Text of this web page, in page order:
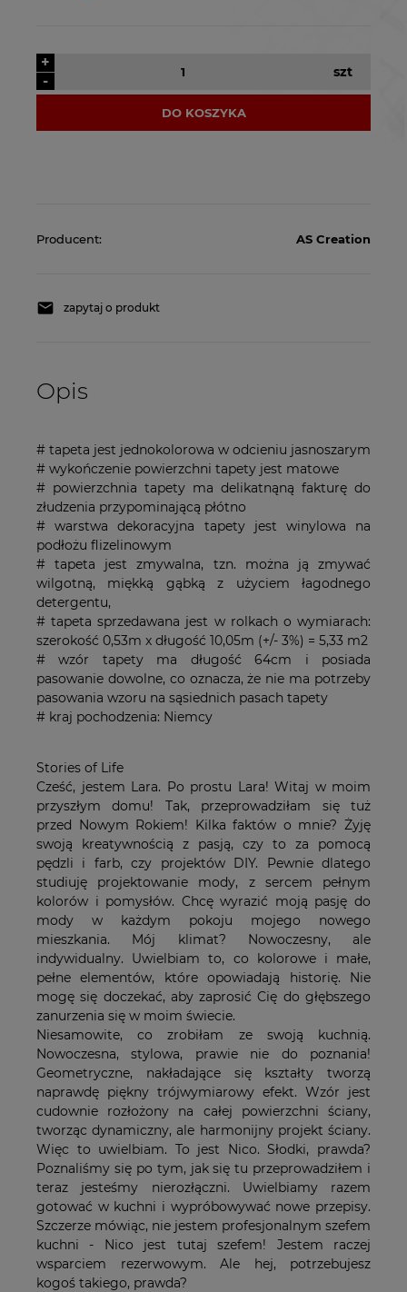
-
+
szt
DO KOSZYKA
Producent: AS Creation
zapytaj o produkt
Opis
# tapeta jest jednokolorowa w odcieniu jasnoszarym
# wykończenie powierzchni tapety jest matowe
# powierzchnia tapety ma delikatnąną fakturę do
złudzenia przypominającą płótno
# warstwa dekoracyjna tapety jest winylowa na
podłożu flizelinowym
# tapeta jest zmywalna, tzn. można ją zmywać
wilgotną, miękką gąbką z użyciem łagodnego
detergentu,
# tapeta sprzedawana jest w rolkach o wymiarach:
szerokość 0,53m x długość 10,05m (+/- 3%) = 5,33 m2
# wzór tapety ma długość 64cm i posiada
pasowanie dowolne, co oznacza, że nie ma potrzeby
pasowania wzoru na sąsiednich pasach tapety
# kraj pochodzenia: Niemcy
Stories of Life
Cześć, jestem Lara. Po prostu Lara! Witaj w moim
przyszłym domu! Tak, przeprowadziłam się tuż
przed Nowym Rokiem! Kilka faktów o mnie? Żyję
swoją kreatywnością z pasją, czy to za pomocą
pędzli i farb, czy projektów DIY. Pewnie dlatego
studiuję projektowanie mody, z sercem pełnym
kolorów i pomysłów. Chcę wyrazić moją pasję do
mody w każdym pokoju mojego nowego
mieszkania. Mój klimat? Nowoczesny, ale
indywidualny. Uwielbiam to, co kolorowe i małe,
pełne elementów, które opowiadają historię. Nie
mogę się doczekać, aby zaprosić Cię do głębszego
zanurzenia się w moim świecie.
Niesamowite, co zrobiłam ze swoją kuchnią.
Nowoczesna, stylowa, prawie nie do poznania!
Geometryczne, nakładające się kształty tworzą
naprawdę piękny trójwymiarowy efekt. Wzór jest
cudownie rozłożony na całej powierzchni ściany,
tworząc dynamiczny, ale harmonijny projekt ściany.
Więc to uwielbiam. To jest Nico. Słodki, prawda?
Poznaliśmy się po tym, jak się tu przeprowadziłem i
teraz jesteśmy nierozłączni. Uwielbiamy razem
gotować w kuchni i wypróbowywać nowe przepisy.
Szczerze mówiąc, nie jestem profesjonalnym szefem
kuchni - Nico jest tutaj szefem! Jestem raczej
wsparciem rezerwowym. Ale hej, potrzebujesz
kogoś takiego, prawda?